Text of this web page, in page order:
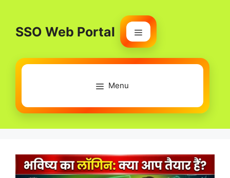
contentSSO Web Portal
Menu
Menu